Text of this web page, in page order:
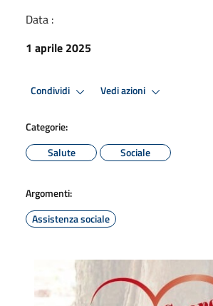
Data :
1 aprile 2025
Condividi Vedi azioni
Categorie:
Salute
Sociale
Argomenti:
Assistenza sociale